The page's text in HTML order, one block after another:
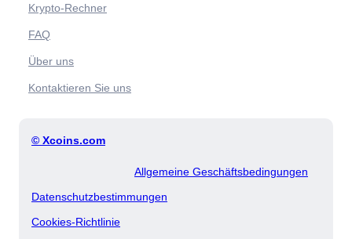
Krypto-Rechner
FAQ
Über uns
Kontaktieren Sie uns
© Xcoins.com
Allgemeine Geschäftsbedingungen
Datenschutzbestimmungen
Cookies-Richtlinie